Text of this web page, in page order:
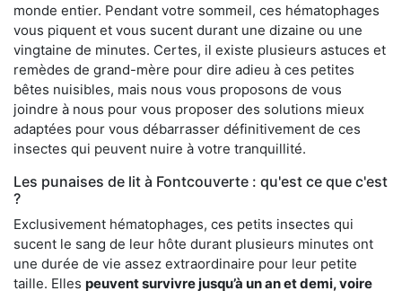
monde entier. Pendant votre sommeil, ces hématophages
vous piquent et vous sucent durant une dizaine ou une
vingtaine de minutes. Certes, il existe plusieurs astuces et
remèdes de grand-mère pour dire adieu à ces petites
bêtes nuisibles, mais nous vous proposons de vous
joindre à nous pour vous proposer des solutions mieux
adaptées pour vous débarrasser définitivement de ces
insectes qui peuvent nuire à votre tranquillité.
Les punaises de lit à Fontcouverte : qu'est ce que c'est
?
Exclusivement hématophages, ces petits insectes qui
sucent le sang de leur hôte durant plusieurs minutes ont
une durée de vie assez extraordinaire pour leur petite
taille. Elles peuvent survivre jusqu’à un an et demi, voire